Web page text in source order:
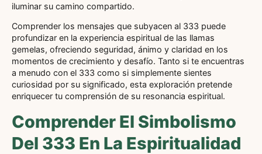
iluminar su camino compartido.
Comprender los mensajes que subyacen al 333 puede
profundizar en la experiencia espiritual de las llamas
gemelas, ofreciendo seguridad, ánimo y claridad en los
momentos de crecimiento y desafío. Tanto si te encuentras
a menudo con el 333 como si simplemente sientes
curiosidad por su significado, esta exploración pretende
enriquecer tu comprensión de su resonancia espiritual.
Comprender El Simbolismo
Del 333 En La Espiritualidad